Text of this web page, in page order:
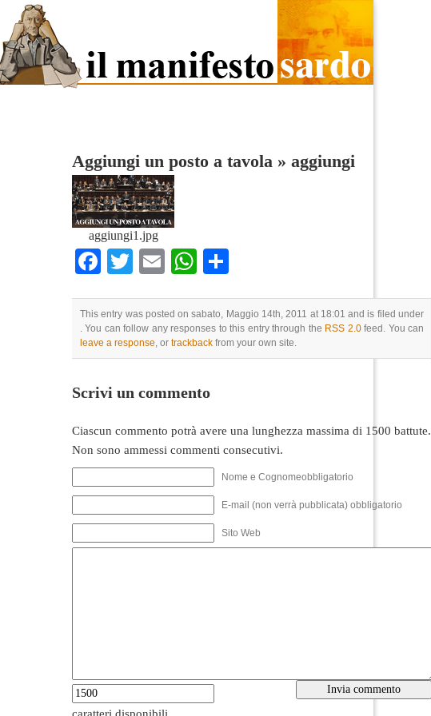
Aggiungi un posto a tavola » aggiungi
aggiungi1.jpg
Facebook
TwitterEmailWhatsApp
This entry was posted on sabato, Maggio 14th, 2011 at 18:01 and is filed under
. You can follow any responses to this entry through the RSS 2.0feed. You can
leave a response, or trackback from your own site.
Scrivi un commento
Ciascun commento potrà avere una lunghezza massima di 1500 battute.
Non sono ammessi commenti consecutivi.
Nome e Cognomeobbligatorio
E-mail (non verrà pubblicata) obbligatorio
Sito Web